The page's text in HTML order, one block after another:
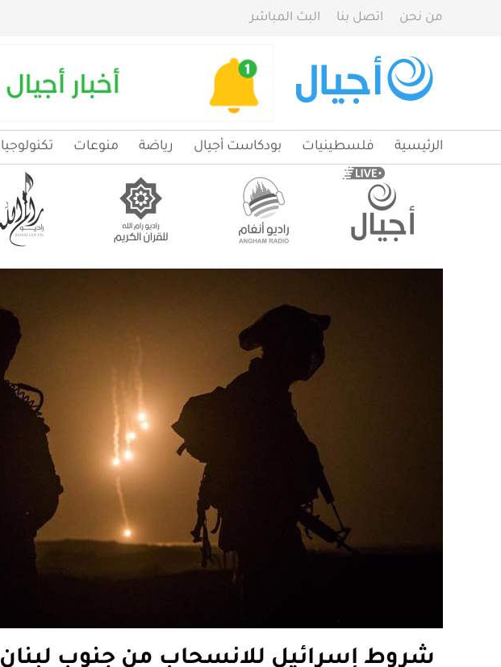
من نحن اتصل بنا البث المباشر
الرئيسية فلسطينيات بودكاست أجيال رياضة منوعات تكنولوجيا
شروط إسرائيل للانسحاب من جنوب لبنان